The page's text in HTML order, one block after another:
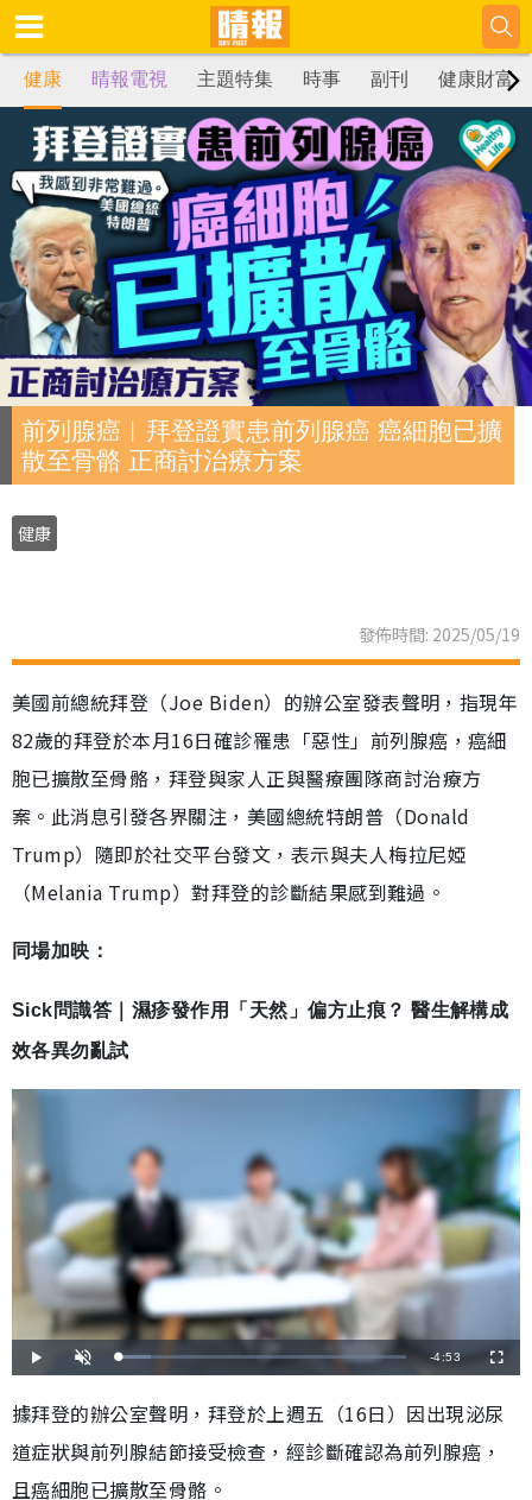
健康 晴報電視 主題特集 時事 副刊 健康財富
前列腺癌︱拜登證實患前列腺癌 癌細胞已擴
散至骨骼 正商討治療方案
健康
發佈時間: 2025/05/19
美國前總統拜登（Joe Biden）的辦公室發表聲明，指現年
82歲的拜登於本月16日確診罹患「惡性」前列腺癌，癌細
胞已擴散至骨骼，拜登與家人正與醫療團隊商討治療方
案。此消息引發各界關注，美國總統特朗普（Donald
Trump）隨即於社交平台發文，表示與夫人梅拉尼婭
（Melania Trump）對拜登的診斷結果感到難過。
同場加映：
Sick問識答｜濕疹發作用「天然」偏方止痕？ 醫生解構成
效各異勿亂試
播
放
開
啟
載
入
:
1
.
0
%
剩
間
-4:53
全
螢
據拜登的辦公室聲明，拜登於上週五（16日）因出現泌尿
道症狀與前列腺結節接受檢查，經診斷確認為前列腺癌，
且癌細胞已擴散至骨骼。